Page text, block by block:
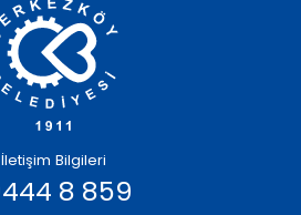
İletişim Bilgileri
444 8 859